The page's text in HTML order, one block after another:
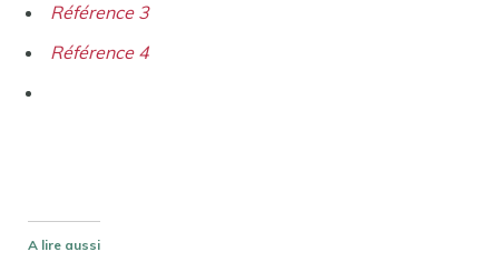
Référence 3
Référence 4
A lire aussi